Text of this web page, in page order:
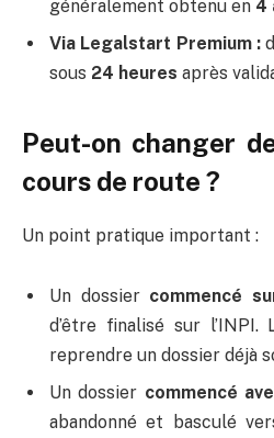
généralement obtenu en 4
Via Legalstart Premium :
sous 24 heures après
Peut-on changer
cours de route ?
Un point pratique important :
Un dossier commencé
d’être finalisé sur
reprendre un dossier déjà
Un dossier commencé
abandonné et basculé